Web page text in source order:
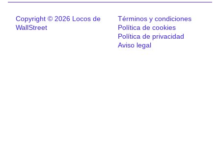
Copyright © 2026 Locos de
WallStreet
Términos y condiciones
Política de cookies
Política de privacidad
Aviso legal